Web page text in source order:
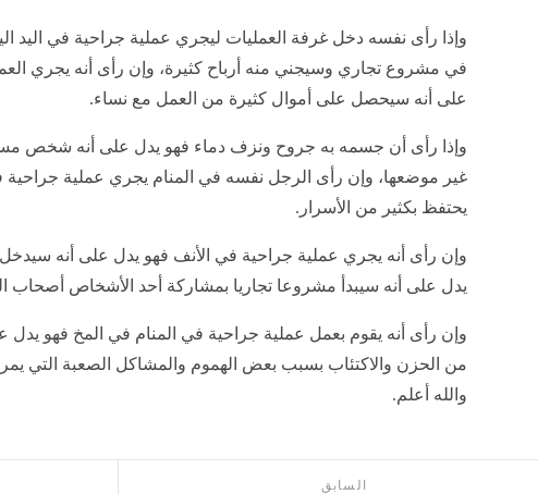
وإذا رأى نفسه دخل غرفة العمليات ليجري عملية جراحية في اليد
في مشروع تجاري وسيجني منه أرباح كثيرة، وإن رأى أنه يجري
على أنه سيحصل على أموال كثيرة من العمل مع نساء.
وإذا رأى أن جسمه به جروح ونزف دماء فهو يدل على أنه شخص
غير موضعها، وإن رأى الرجل نفسه في المنام يجري عملية جراحية
يحتفظ بكثير من الأسرار.
وإن رأى أنه يجري عملية جراحية في الأنف فهو يدل على أنه
يدل على أنه سيبدأ مشروعا تجاريا بمشاركة أحد الأشخاص أصحاب
وإن رأى أنه يقوم بعمل عملية جراحية في المنام في المخ فهو يدل
من الحزن والاكتئاب بسبب بعض الهموم والمشاكل الصعبة التي يمر
والله أعلم.
السابق